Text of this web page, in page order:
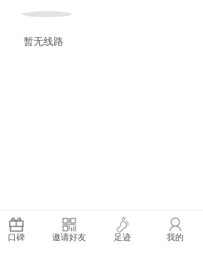
暂无线路
口碑 邀请好友 足迹 我的